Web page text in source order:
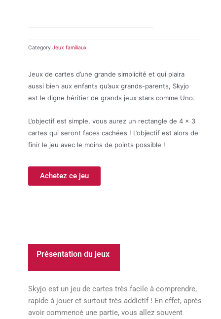
Category Jeux familiaux
Jeux de cartes d’une grande simplicité et qui plaira
aussi bien aux enfants qu’aux grands-parents, Skyjo
est le digne héritier de grands jeux stars comme Uno.
L’objectif est simple, vous aurez un rectangle de 4 x 3
cartes qui seront faces cachées ! L’objectif est alors de
finir le jeu avec le moins de points possible !
Achetez ce jeu
Présentation du jeux
Skyjo est un jeu de cartes très facile à comprendre,
rapide à jouer et surtout très addictif ! En effet, après
avoir commencé une partie, vous allez souvent